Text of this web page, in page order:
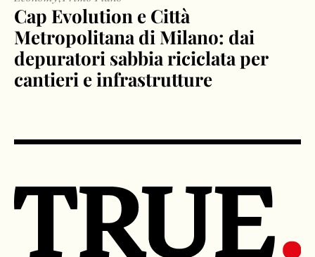
Cap Evolution e Città
Metropolitana di Milano: dai
depuratori sabbia riciclata per
cantieri e infrastrutture